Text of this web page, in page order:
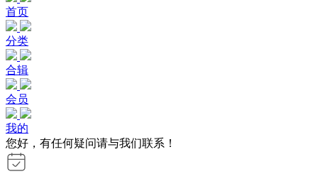
首页
分类
合辑
会员
我的
您好，有任何疑问请与我们联系！